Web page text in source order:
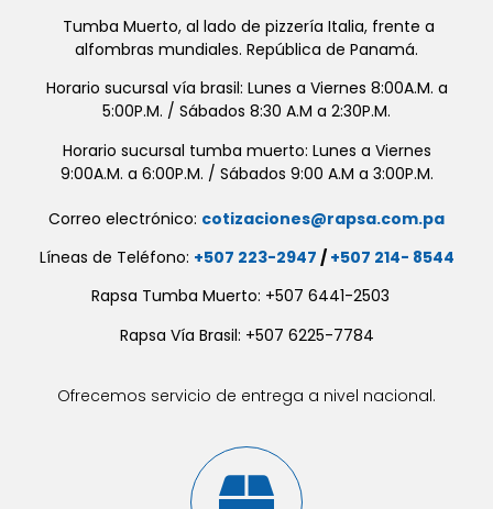
Tumba Muerto, al lado de pizzería Italia, frente a
alfombras mundiales. República de Panamá.
Horario sucursal vía brasil: Lunes a Viernes 8:00A.M. a
5:00P.M. / Sábados 8:30 A.M a 2:30P.M.
Horario sucursal tumba muerto: Lunes a Viernes
9:00A.M. a 6:00P.M. / Sábados 9:00 A.M a 3:00P.M.
Correo electrónico: cotizaciones@rapsa.com.pa
Líneas de Teléfono: +507 223-2947 / +507 214- 8544
Rapsa Tumba Muerto: +507 6441-2503
Rapsa Vía Brasil: +507 6225-7784
Ofrecemos servicio de entrega a nivel nacional.